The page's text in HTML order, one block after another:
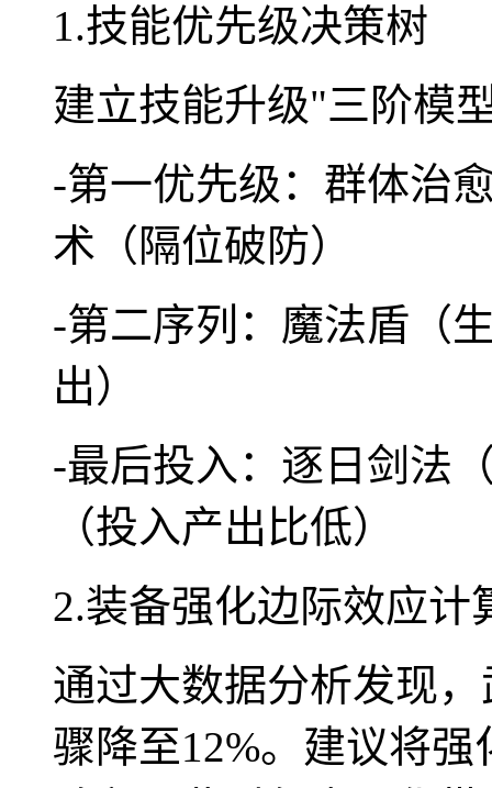
1.技能优先级决策树
建立技能升级"三阶模
-第一优先级：群体治
术（隔位破防）
-第二序列：魔法盾（
出）
-最后投入：逐日剑法
（投入产出比低）
2.装备强化边际效应计
通过大数据分析发现
骤降至12%。建议将